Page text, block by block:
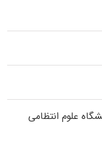
ﻋﻠﻮم انتظامی